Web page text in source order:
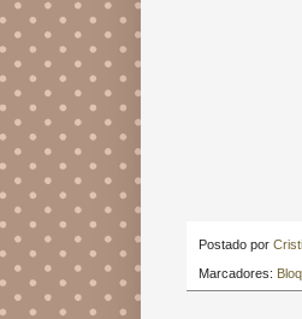
Postado por
Marcadores: